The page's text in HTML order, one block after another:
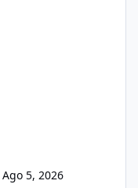
Ago 5, 2026